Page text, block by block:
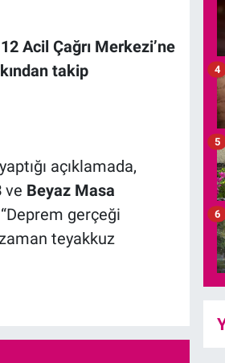
Acil Çağrı Merkezi’ne
takip
açıklamada,
ve Beyaz Masa
gerçeği
teyakkuz
4
5
6